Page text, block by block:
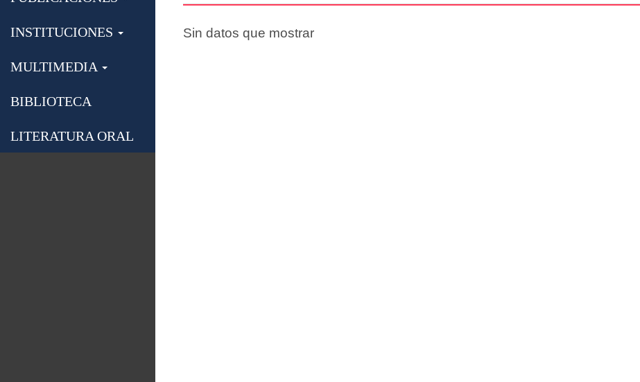
INSTITUCIONES
MULTIMEDIA
BIBLIOTECA
LITERATURA ORAL
Sin datos que mostrar